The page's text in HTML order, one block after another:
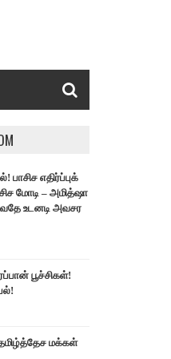
பாசிச எதிர்ப்புக்
மோடி – அமித்ஷா
உடனடி அவசர
பூச்சிகள்!
மக்கள்